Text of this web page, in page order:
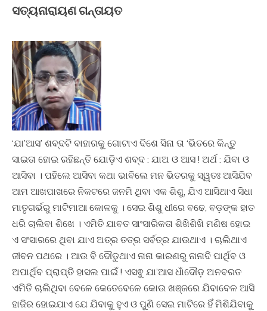
ସତ୍ୟନାରାୟଣ ଗନ୍ତାୟତ
‘ଯା’ଆସ’ ଶବ୍ଦଟି ବାହାରକୁ ଗୋଟାଏ ଦିଶେ ସିନା ତା ‘ଭିତରେ କିନ୍ତୁ
ସାଇତା ହୋଇ ରହିଛନ୍ତି ଯୋଡ଼ିଏ ଶବ୍ଦ : ଯାଅ ଓ ଆସ ! ଅର୍ଥ : ଯିବା ଓ
ଆସିବା । ପହିଲେ ଆସିବା କଥା ଭାବିଲେ ମନ ଭିତରକୁ ସ୍ୱତଃ ଆସିଯିବ
ଆମ ଆଖପାଖରେ ନିକଟରେ ଜନମି ଥିବା ଏକ ଶିଶୁ, ଯିଏ ଆସିଥାଏ ସିଧା
ମାତୃଗର୍ଭରୁ ମାଟିମାଆ କୋଳକୁ । ସେଇ ଶିଶୁ ଧୀରେ ବଢେ, ବଡ଼ଙ୍କ ହାତ
ଧରି ଚାଲିବା ଶିଖେ । ଏମିତି ଯାବତ ସାଂସାରିକତା ଶିଖିଶିଖି ମଣିଷ ହୋଇ
ଏ ସଂସାରରେ ଥିବା ଯାଏ ଅତ୍ର ତତ୍ର ସର୍ବତ୍ର ଯାଉଥାଏ । ଚାଲିଥାଏ
ଜୀବନ ପଥରେ । ଆଉ ବି ଦୌଡୁଥାଏ ନାନା କାରଣରୁ ନାନାଦି ପାର୍ଥିବ ଓ
ଅପାର୍ଥିବ ପ୍ରାପ୍ତି ହାସଲ ପାଇଁ ! ଏସଵୁ ଯା’ଆସ ଧାଁଦୌଡ଼ ଅନବରତ
ଏମିତି ଚାଲିଥିବା ବେଳେ କେତେବେଳେ କୋଉ ଖଞ୍ଜରେ ଯିବାବେଳ ଆସି
ହାଜିର ହୋଇଯାଏ ଯେ ଯିବାକୁ ହୁଏ ଓ ପୁଣି ସେଇ ମାଟିରେ ହିଁ ମିଶିଯିବାକୁ